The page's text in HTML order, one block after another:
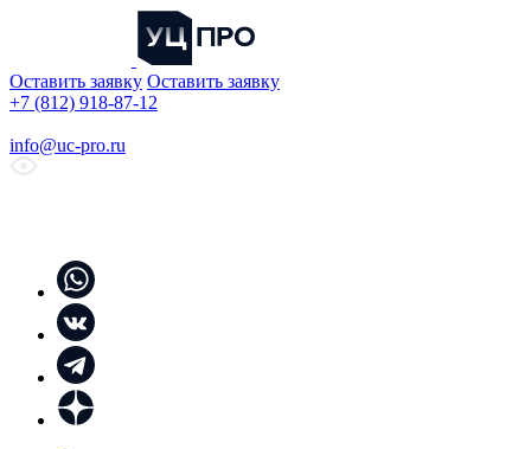
Оставить заявку Оставить заявку
+7 (812) 918-87-12
info@uc-pro.ru